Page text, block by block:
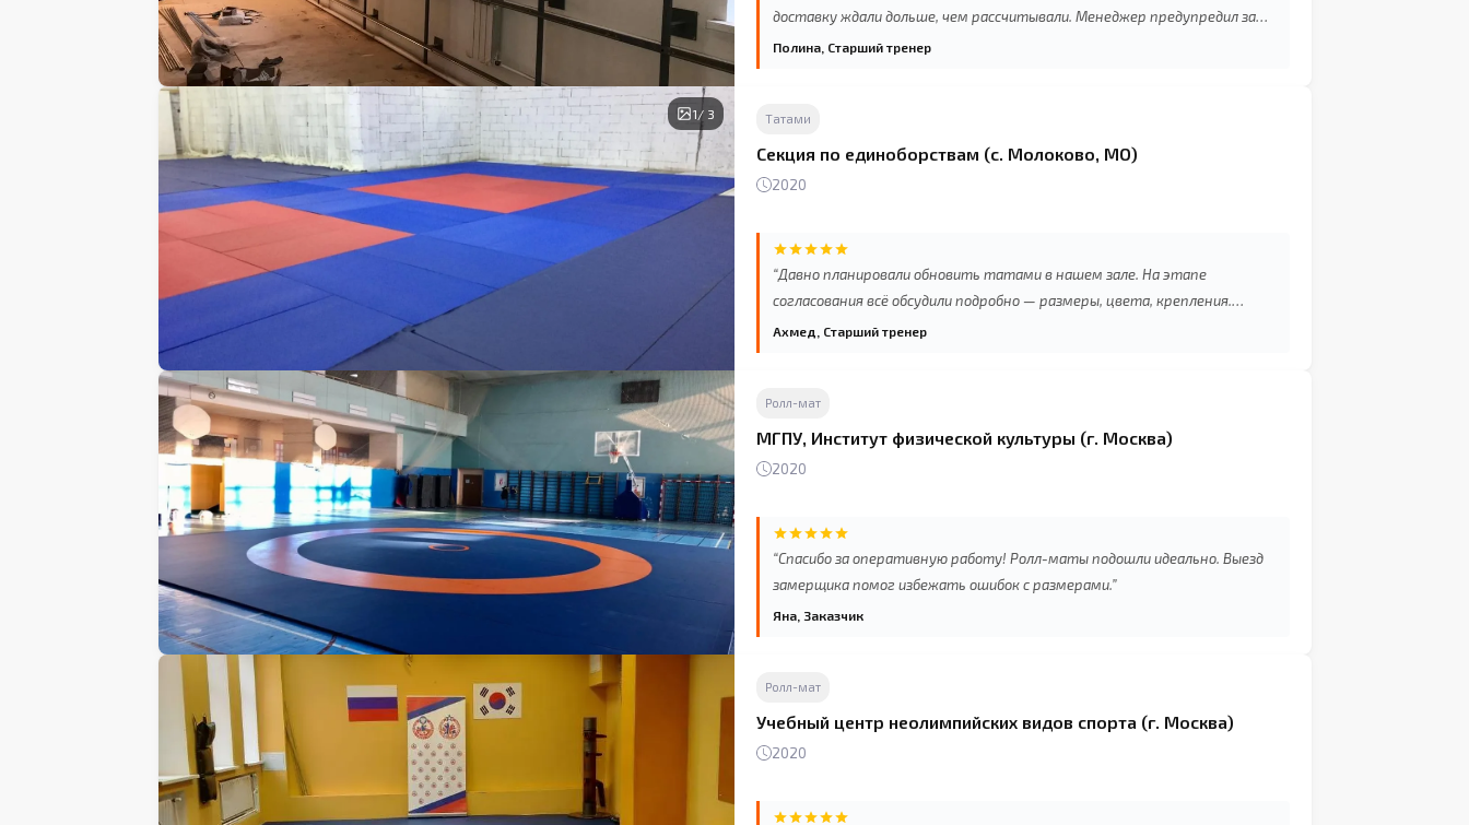
доставку ждали дольше, чем рассчитывали. Менеджер предупредил за
неделю, что будет задержка — это плюс. Но всё равно немного
Полина, Старший тренер
1/ 3 Татами
Секция по единоборствам (с. Молоково, МО)
2020
“Давно планировали обновить татами в нашем зале. На этапе
согласования всё обсудили подробно — размеры, цвета, крепления.
Никаких сюрпризов при доставке. Планируем заказать ещё для второго
Ахмед, Старший тренер
Ролл-мат
МГПУ, Институт физической культуры (г. Москва)
2020
“Спасибо за оперативную работу! Ролл-маты подошли идеально. Выезд
замерщика помог избежать ошибок с размерами.”
Яна, Заказчик
Ролл-мат
Учебный центр неолимпийских видов спорта (г. Москва)
2020